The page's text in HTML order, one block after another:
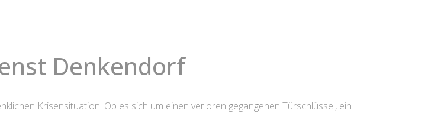
Denkendorf
Krisensituation. Ob es sich um einen verloren gegangenen Türschlüssel, ein